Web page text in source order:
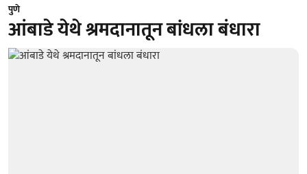
पुणे
आंबाडे येथे श्रमदानातून बांधला बंधारा